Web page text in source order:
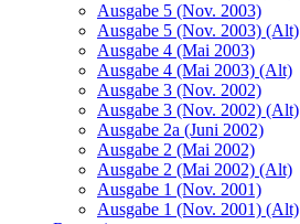
Ausgabe 5 (Nov. 2003)
Ausgabe 5 (Nov. 2003) (Alt)
Ausgabe 4 (Mai 2003)
Ausgabe 4 (Mai 2003) (Alt)
Ausgabe 3 (Nov. 2002)
Ausgabe 3 (Nov. 2002) (Alt)
Ausgabe 2a (Juni 2002)
Ausgabe 2 (Mai 2002)
Ausgabe 2 (Mai 2002) (Alt)
Ausgabe 1 (Nov. 2001)
Ausgabe 1 (Nov. 2001) (Alt)